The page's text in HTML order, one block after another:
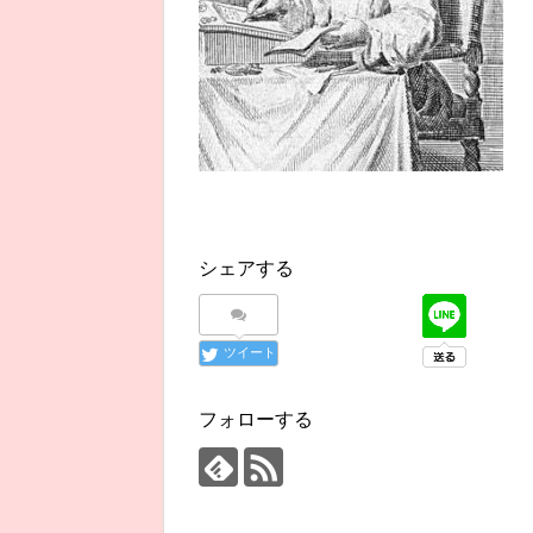
シェアする
ツイート
フォローする